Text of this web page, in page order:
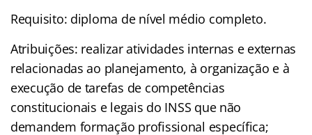
Requisito: diploma de nível médio completo.
Atribuições: realizar atividades internas e externas
relacionadas ao planejamento, à organização e à
execução de tarefas de competências
constitucionais e legais do INSS que não
demandem formação profissional específica;